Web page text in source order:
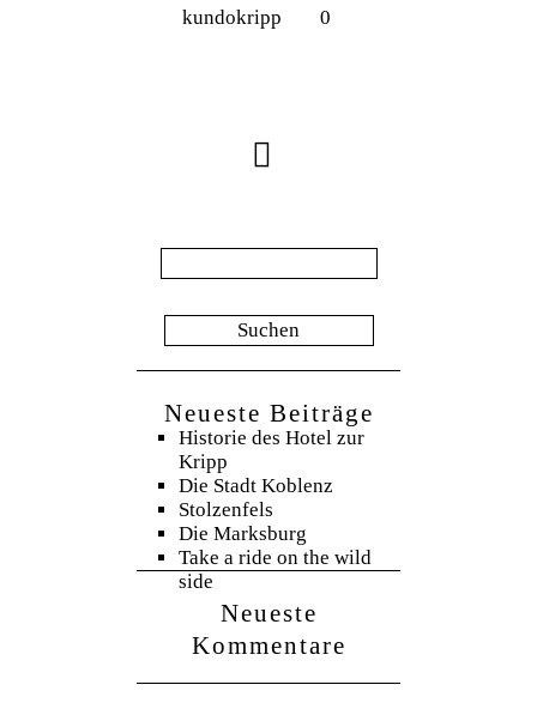
kundokripp
0
nach:
Neueste Beiträge
Historie des Hotel zur
Kripp
Die Stadt Koblenz
Stolzenfels
Die Marksburg
Take a ride on the wild
side
Neueste
Kommentare